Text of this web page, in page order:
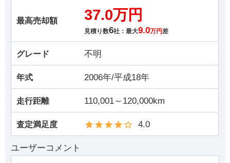
最高売却額 37.0万円
見積り数6社：最大9.0万円差
グレード 不明
年式 2006年/平成18年
走行距離 110,001～120,000km
査定満足度 4.0
ユーザーコメント